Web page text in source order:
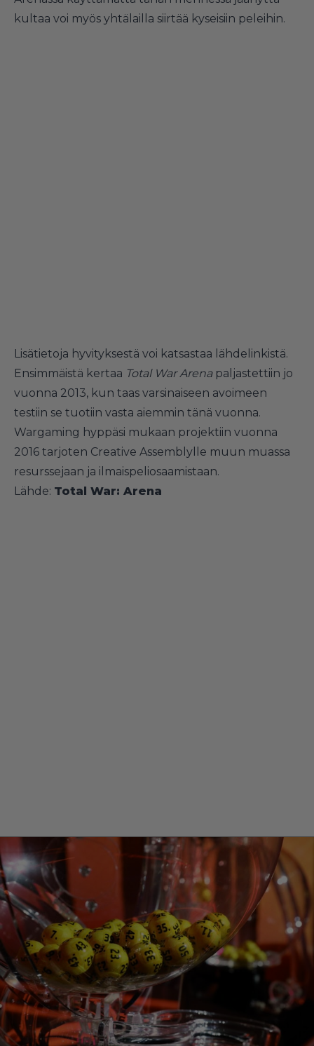
kultaa voi myös yhtälailla siirtää kyseisiin peleihin.
Lisätietoja hyvityksestä voi katsastaa lähdelinkistä.
Ensimmäistä kertaa Total War Arenapaljastettiin jo
vuonna 2013, kun taas varsinaiseen avoimeen
testiin se tuotiin vasta aiemmin tänä vuonna.
Wargaming hyppäsi mukaan projektiin vuonna
2016 tarjoten Creative Assemblylle muun muassa
resurssejaan ja ilmaispeliosaamistaan.
Lähde: Total War: Arena